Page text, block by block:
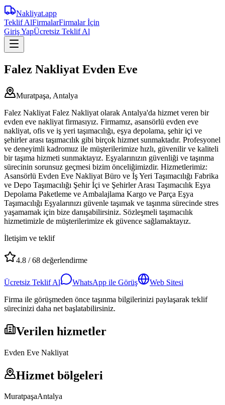
Nakliyat.app
Teklif AlFirmalarFirmalar İçin
Giriş YapÜcretsiz Teklif Al
Falez Nakliyat Evden Eve
Muratpaşa, Antalya
Falez Nakliyat Falez Nakliyat olarak Antalya'da hizmet veren bir
evden eve nakliyat firmasıyız. Firmamız, asansörlü evden eve
nakliyat, ofis ve iş yeri taşımacılığı, eşya depolama, şehir içi ve
şehirler arası taşımacılık gibi birçok hizmet sunmaktadır. Profesyonel
ve deneyimli kadromuz ile müşterilerimize hızlı, güvenilir ve kaliteli
bir taşıma hizmeti sunmaktayız. Eşyalarınızın güvenliği ve taşınma
sürecinin sorunsuz geçmesi bizim önceliğimizdir. Hizmetlerimiz:
Asansörlü Evden Eve Nakliyat Büro ve İş Yeri Taşımacılığı Fabrika
ve Depo Taşımacılığı Şehir İçi ve Şehirler Arası Taşımacılık Eşya
Depolama Paketleme ve Ambalajlama Kargo ve Parça Eşya
Taşımacılığı Eşyalarınızı güvenle taşımak ve taşınma sürecinde stres
yaşamamak için bize danışabilirsiniz. Sözleşmeli taşımacılık
hizmetimizle de müşterilerimize ek güvence sağlamaktayız.
İletişim ve teklif
4.8 /68 değerlendirme
Ücretsiz Teklif Al WhatsApp ile Görüş
Web Sitesi
Firma ile görüşmeden önce taşınma bilgilerinizi paylaşarak teklif
sürecinizi daha net başlatabilirsiniz.
Verilen hizmetler
Evden Eve Nakliyat
Hizmet bölgeleri
MuratpaşaAntalya